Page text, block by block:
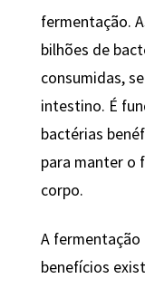
fermentação.
bilhões de
consumidas,
intestino. É
bactérias
para manter o
corpo.
A
benefícios